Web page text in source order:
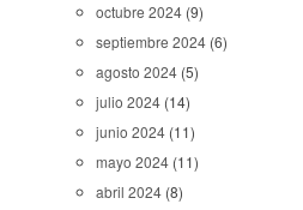
octubre 2024 (9)
septiembre 2024 (6)
agosto 2024 (5)
julio 2024 (14)
junio 2024 (11)
mayo 2024 (11)
abril 2024 (8)